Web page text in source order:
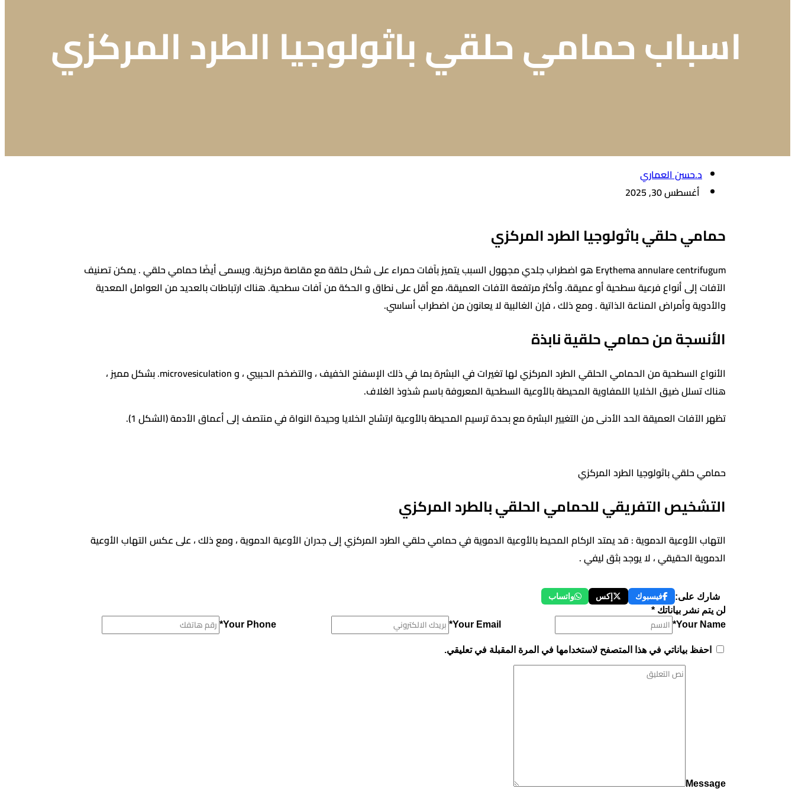
اسباب حمامي حلقي باثولوجيا الطرد المركزي
د.حسن العماري
أغسطس 30, 2025
حمامي حلقي باثولوجيا الطرد المركزي
Erythema annulare centrifugum هو اضطراب جلدي مجهول السبب يتميز بآفات حمراء على شكل حلقة مع مقاصة مركزية. ويسمى أيضًا حمامي حلقي . يمكن تصنيف
الآفات إلى أنواع فرعية سطحية أو عميقة. وأكثر مرتفعة الآفات العميقة، مع أقل على نطاق و الحكة من آفات سطحية. هناك ارتباطات بالعديد من العوامل المعدية
والأدوية وأمراض المناعة الذاتية . ومع ذلك ، فإن الغالبية لا يعانون من اضطراب أساسي.
الأنسجة من حمامي حلقية نابذة
الأنواع السطحية من الحمامي الحلقي الطرد المركزي لها تغيرات في البشرة بما في ذلك الإسفنج الخفيف ، والتضخم الحبيبي ، و microvesiculation. بشكل مميز ،
هناك تسلل ضيق الخلايا اللمفاوية المحيطة بالأوعية السطحية المعروفة باسم شذوذ الغلاف.
تظهر الآفات العميقة الحد الأدنى من التغيير البشرة مع بحدة ترسيم المحيطة بالأوعية ارتشاح الخلايا وحيدة النواة في منتصف إلى أعماق الأدمة (الشكل 1).
حمامي حلقي باثولوجيا الطرد المركزي
التشخيص التفريقي للحمامي الحلقي بالطرد المركزي
التهاب الأوعية الدموية : قد يمتد الركام المحيط بالأوعية الدموية في حمامي حلقي الطرد المركزي إلى جدران الأوعية الدموية ، ومع ذلك ، على عكس التهاب الأوعية
الدموية الحقيقي ، لا يوجد بثق ليفي .
شارك على: فيسبوك إكس واتساب
لن يتم نشر بياناتك *
Your Name*
Your Email*
Your Phone*
احفظ بياناتي في هذا المتصفح لاستخدامها في المرة المقبلة في تعليقي.
Message